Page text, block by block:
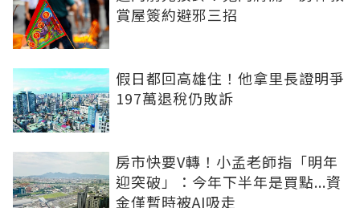
賞屋簽約避邪三招
假日都回高雄住！他拿里長證明爭
197萬退稅仍敗訴
房市快要V轉！小孟老師指「明年
迎突破」：今年下半年是買點...資
金僅暫時被AI吸走